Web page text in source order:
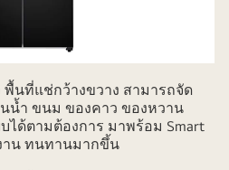
พื้นที่แช่กว้างขวาง สามารถจัด
น้ำ ขนม ของคาว ของหวาน
ได้ตามต้องการ มาพร้อม Smart
าน ทนทานมากขึ้น